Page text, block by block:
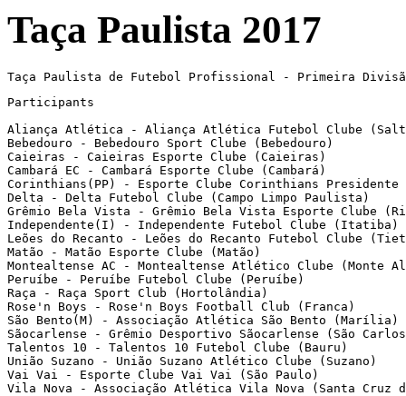
Taça Paulista 2017
Participants
Aliança Atlética - Aliança Atlética Futebol Clube
Bebedouro - Bebedouro Sport Clube (Bebedouro)
Caieiras - Caieiras Esporte Clube (Caieiras)
Cambará EC - Cambará Esporte Clube (Cambará)
Corinthians(PP) - Esporte Clube Corinthians Presidente
Delta - Delta Futebol Clube (Campo Limpo Paulista)
Grêmio Bela Vista - Grêmio Bela Vista Esporte Clube
Independente(I) - Independente Futebol Clube (Itatiba)
Leões do Recanto - Leões do Recanto Futebol Clube
Matão - Matão Esporte Clube (Matão)
Montealtense AC - Montealtense Atlético Clube (Monte
Peruíbe - Peruíbe Futebol Clube (Peruíbe)
Raça - Raça Sport Club (Hortolândia)
Rose'n Boys - Rose'n Boys Football Club (Franca)
São Bento(M) - Associação Atlética São Bento (Marília)
Sãocarlense - Grêmio Desportivo Sãocarlense (São
Talentos 10 - Talentos 10 Futebol Clube (Bauru)
União Suzano - União Suzano Atlético Clube (Suzano)
Vai Vai - Esporte Clube Vai Vai (São Paulo)
Vila Nova - Associação Atlética Vila Nova (Santa Cruz